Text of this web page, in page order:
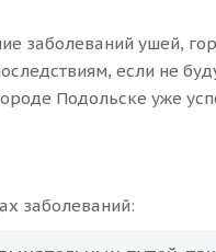
заболеваний ушей,
если не
Подольске уже
заболеваний: